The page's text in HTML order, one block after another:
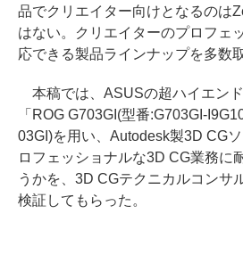
品でクリエイター向けとなるのは
はない。クリエイターのプロフェ
応できる製品ラインナップを多数
本稿では、ASUSの超ハイエン
「ROG G703GI(型番:G703GI-
03GI)を用い、Autodesk製3D CG
ロフェッショナルな3D CG業務に
うかを、3D CGテクニカルコンサ
検証してもらった。